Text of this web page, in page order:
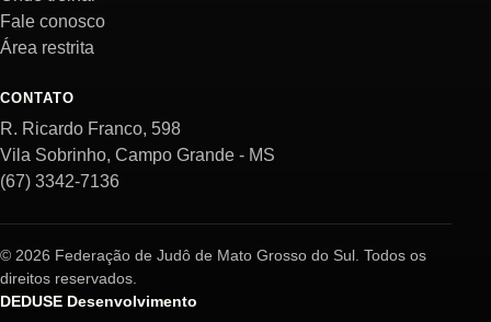
Fale conosco
Área restrita
CONTATO
R. Ricardo Franco, 598
Vila Sobrinho, Campo Grande - MS
(67) 3342-7136
© 2026 Federação de Judô de Mato Grosso do Sul. Todos os
direitos reservados.
DEDUSE Desenvolvimento